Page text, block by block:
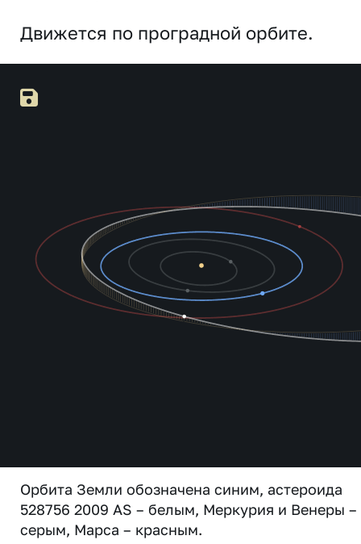
Движется по проградной орбите.
Орбита Земли обозначена синим, астероида
528756 2009 AS – белым, Меркурия и Венеры –
серым, Марса – красным.